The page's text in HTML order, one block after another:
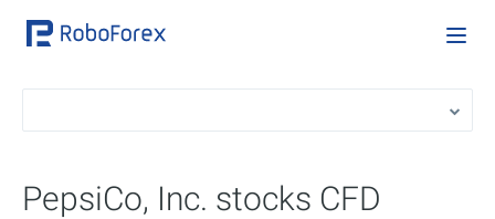
PepsiCo, Inc. stocks CFD